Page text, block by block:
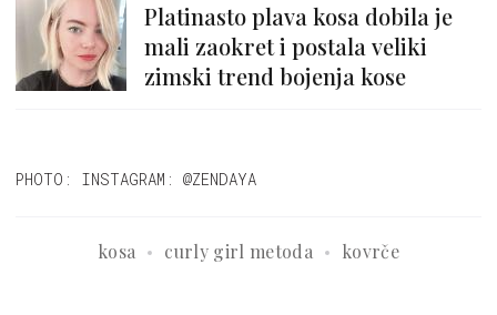
Platinasto plava kosa dobila je
mali zaokret i postala veliki
zimski trend bojenja kose
PHOTO: INSTAGRAM: @ZENDAYA
kosa curly girl metoda kovrče